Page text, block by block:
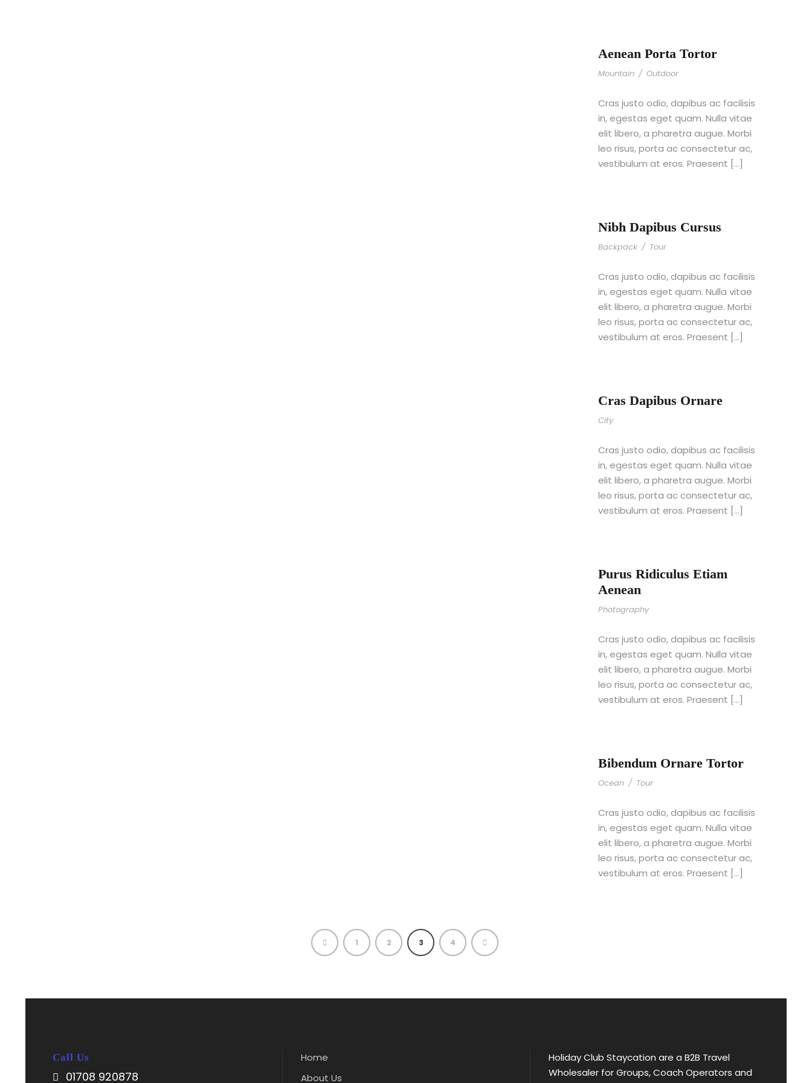
Aenean Porta Tortor
Mountain / Outdoor
Cras justo odio, dapibus ac facilisis
in, egestas eget quam. Nulla vitae
elit libero, a pharetra augue. Morbi
leo risus, porta ac consectetur ac,
vestibulum at eros. Praesent […]
Nibh Dapibus Cursus
Backpack / Tour
Cras justo odio, dapibus ac facilisis
in, egestas eget quam. Nulla vitae
elit libero, a pharetra augue. Morbi
leo risus, porta ac consectetur ac,
vestibulum at eros. Praesent […]
Cras Dapibus Ornare
City
Cras justo odio, dapibus ac facilisis
in, egestas eget quam. Nulla vitae
elit libero, a pharetra augue. Morbi
leo risus, porta ac consectetur ac,
vestibulum at eros. Praesent […]
Purus Ridiculus Etiam
Aenean
Photography
Cras justo odio, dapibus ac facilisis
in, egestas eget quam. Nulla vitae
elit libero, a pharetra augue. Morbi
leo risus, porta ac consectetur ac,
vestibulum at eros. Praesent […]
Bibendum Ornare Tortor
Ocean / Tour
Cras justo odio, dapibus ac facilisis
in, egestas eget quam. Nulla vitae
elit libero, a pharetra augue. Morbi
leo risus, porta ac consectetur ac,
vestibulum at eros. Praesent […]
1 2 3 4
Call Us
01708 920878
Home
About Us
Holiday Club Staycation are a B2B Travel
Wholesaler for Groups, Coach Operators and